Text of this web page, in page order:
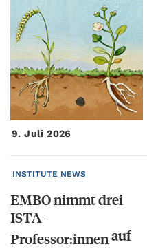
9. Juli 2026
INSTITUTE NEWS
EMBO nimmt drei
ISTA-
Professor:innenauf